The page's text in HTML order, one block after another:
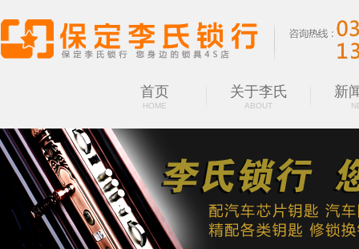
首页
HOME
关于李氏
ABOUT
新